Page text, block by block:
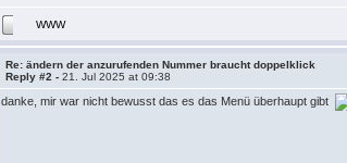
WWW
Re: ändern der anzurufenden Nummer braucht doppelklick
Reply #2 -21. Jul 2025 at 09:38
danke, mir war nicht bewusst das es das Menü überhaupt gibt